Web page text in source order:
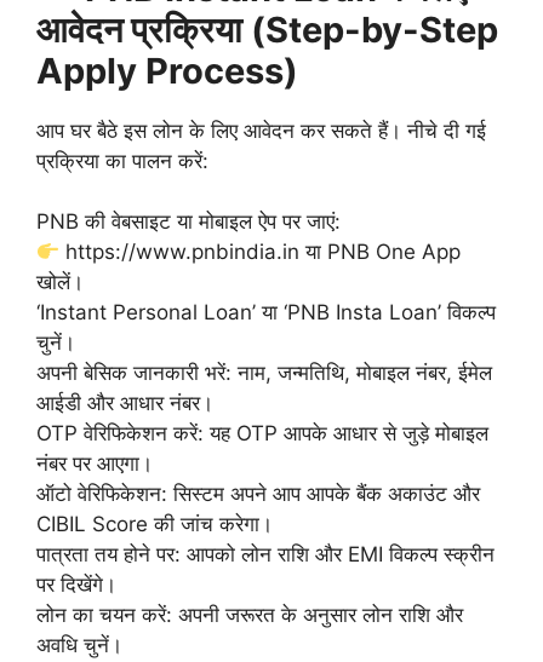
आवेदन प्रक्रिया (Step-by-Step
Apply Process)
आप घर बैठे इस लोन के लिए आवेदन कर सकते हैं। नीचे दी गई
प्रक्रिया का पालन करें:
PNB की वेबसाइट या मोबाइल ऐप पर जाएं:
https://www.pnbindia.in या PNB One App
खोलें।
‘Instant Personal Loan’ या ‘PNB Insta Loan’ विकल्प
चुनें।
अपनी बेसिक जानकारी भरें: नाम, जन्मतिथि, मोबाइल नंबर, ईमेल
आईडी और आधार नंबर।
OTP वेरिफिकेशन करें: यह OTP आपके आधार से जुड़े मोबाइल
नंबर पर आएगा।
ऑटो वेरिफिकेशन: सिस्टम अपने आप आपके बैंक अकाउंट और
CIBIL Score की जांच करेगा।
पात्रता तय होने पर: आपको लोन राशि और EMI विकल्प स्क्रीन
पर दिखेंगे।
लोन का चयन करें: अपनी जरूरत के अनुसार लोन राशि और
अवधि चुनें।